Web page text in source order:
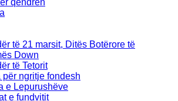
qendrën
të 21 marsit, Ditës Botërore të
Down
të Tetorit
për ngritje fondesh
e Lepurushëve
e fundvitit